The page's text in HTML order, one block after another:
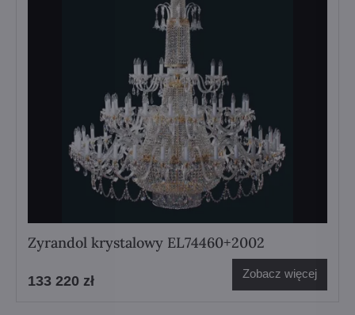
Zyrandol krystalowy EL74460+2002
133 220 zł Zobacz więcej